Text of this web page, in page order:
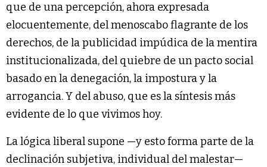
que de una percepción, ahora expresada
elocuentemente, del menoscabo flagrante de los
derechos, de la publicidad impúdica de la mentira
institucionalizada, del quiebre de un pacto social
basado en la denegación, la impostura y la
arrogancia. Y del abuso, que es la síntesis más
evidente de lo que vivimos hoy.
La lógica liberal supone —y esto forma parte de la
declinación subjetiva, individual del malestar—